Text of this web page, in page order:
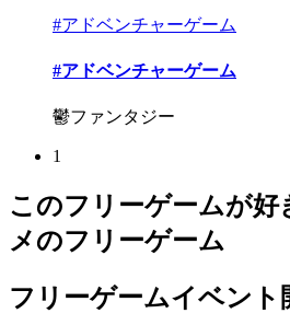
#アドベンチャーゲーム
#アドベンチャーゲーム
鬱ファンタジー
1
このフリーゲームが好
メのフリーゲーム
フリーゲームイベント